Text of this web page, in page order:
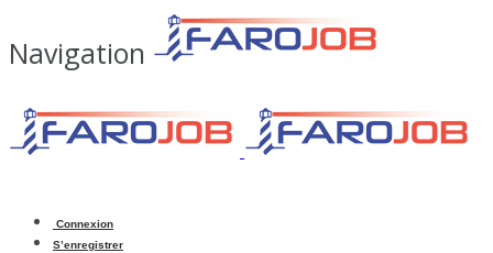
Navigation
Connexion
S’enregistrer